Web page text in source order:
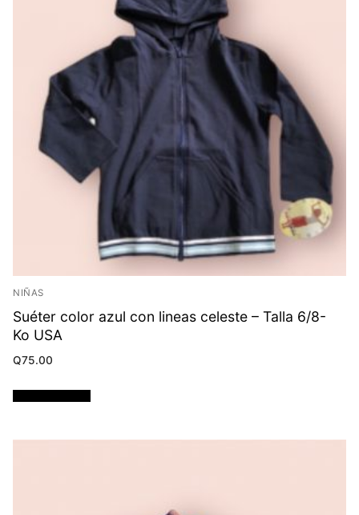
NIÑAS
Suéter color azul con lineas celeste – Talla 6/8-
Ko USA
Q75.00